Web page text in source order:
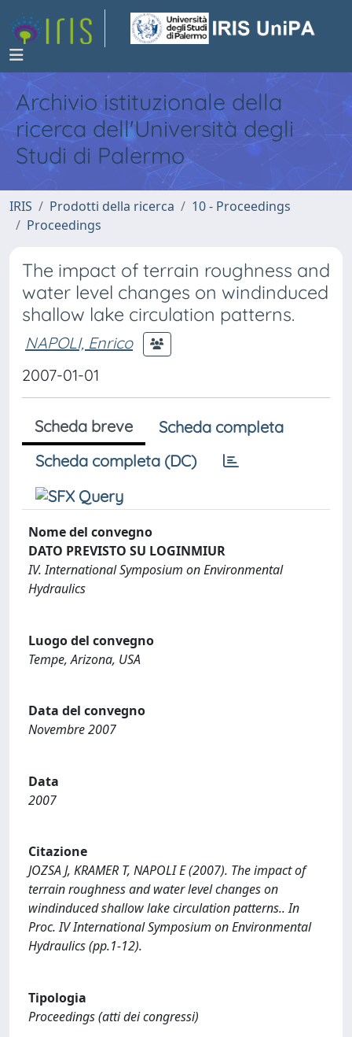
Archivio istituzionale della
ricerca dell'Università degli
Studi di Palermo
IRIS Prodotti della ricerca
10 - Proceedings
Proceedings
The impact of terrain roughness and
water level changes on windinduced
shallow lake circulation patterns.
NAPOLI, Enrico
2007-01-01
Scheda breve
Scheda completa
Scheda completa (DC)
Nome del convegno
DATO PREVISTO SU LOGINMIUR
IV. International Symposium on Environmental
Hydraulics
Luogo del convegno
Tempe, Arizona, USA
Data del convegno
Novembre 2007
Data
2007
Citazione
JOZSA J, KRAMER T, NAPOLI E (2007). The impact of
terrain roughness and water level changes on
windinduced shallow lake circulation patterns.. In
Proc. IV International Symposium on Environmental
Hydraulics (pp.1-12).
Tipologia
Proceedings (atti dei congressi)